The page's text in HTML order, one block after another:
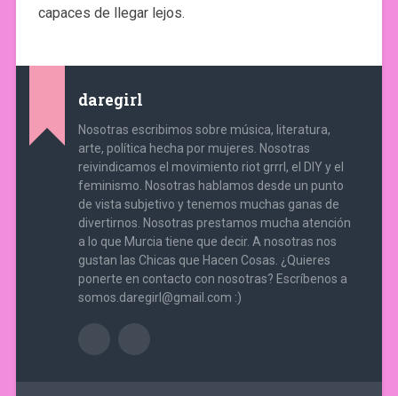
capaces de llegar lejos.
daregirl
Nosotras escribimos sobre música, literatura,
arte, política hecha por mujeres. Nosotras
reivindicamos el movimiento riot grrrl, el DIY y el
feminismo. Nosotras hablamos desde un punto
de vista subjetivo y tenemos muchas ganas de
divertirnos. Nosotras prestamos mucha atención
a lo que Murcia tiene que decir. A nosotras nos
gustan las Chicas que Hacen Cosas. ¿Quieres
ponerte en contacto con nosotras? Escríbenos a
somos.daregirl@gmail.com :)